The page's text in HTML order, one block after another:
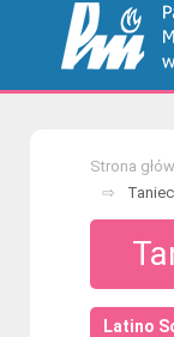
Strona
Latino